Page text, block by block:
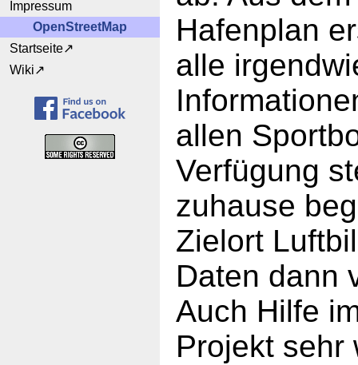
Impressum
OpenStreetMap
Startseite
Wiki
Hafenplan
alle
allen
Verfügung
zuhause
Zielort
Daten dann
Auch Hilfe
Projekt sehr